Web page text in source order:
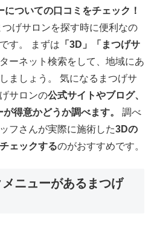
についての口コミをチェック！
つげサロンを探す時に便利なの
す。 まずは 「3D」「まつげサ
ーネット検索をして、地域にあ
ましょう。 気になるまつげサ
サロンの公式サイトやブログ、
得意かどうか調べます。
調べ
フさんが実際に施術した3Dの
ェックするのがおすすめです。
ニューがあるまつげ